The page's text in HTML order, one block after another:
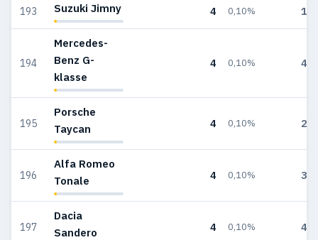
193 Suzuki Jimny 4 0,10% 18
194
Mercedes-
Benz G-
klasse
4 0,10% 41
195
Porsche
Taycan
4 0,10% 27
196
Alfa Romeo
Tonale
4 0,10% 30
197
Dacia
Sandero
4 0,10% 48